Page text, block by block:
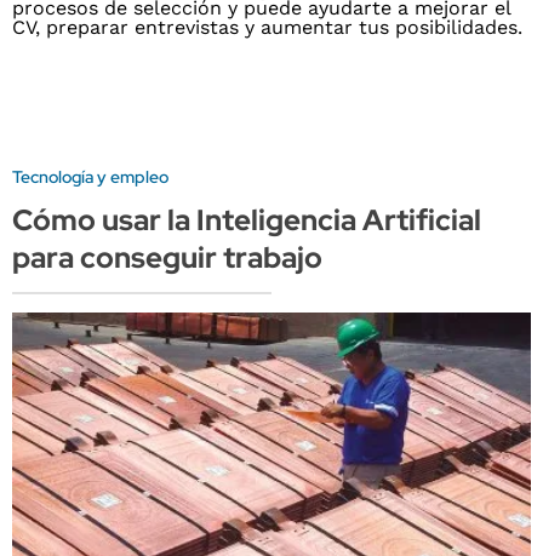
Tecnología y empleo
Cómo usar la Inteligencia Artificial
para conseguir trabajo